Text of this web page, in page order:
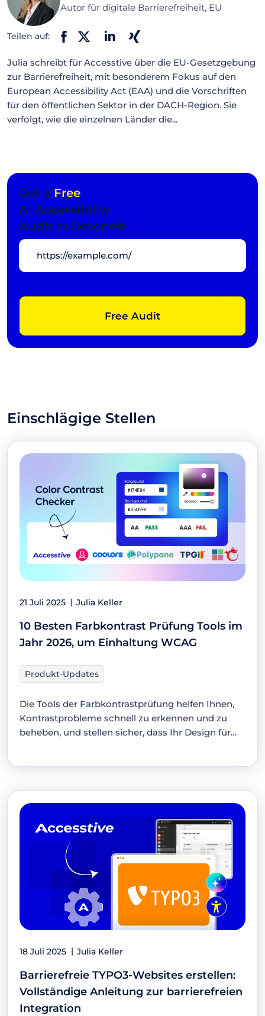
Autor für digitale Barrierefreiheit, EU
Teilen auf:
Julia schreibt für Accesstive über die EU-Gesetzgebung
zur Barrierefreiheit, mit besonderem Fokus auf den
European Accessibility Act (EAA) und die Vorschriften
für den öffentlichen Sektor in der DACH-Region. Sie
verfolgt, wie die einzelnen Länder die...
Get a Free
AI Accessibility
Audit in Seconds!
Free Audit
Einschlägige Stellen
21 Juli 2025 Julia Keller
10 Besten Farbkontrast Prüfung Tools im
Jahr 2026, um Einhaltung WCAG
Produkt-Updates
Die Tools der Farbkontrastprüfung helfen Ihnen,
Kontrastprobleme schnell zu erkennen und zu
beheben, und stellen sicher, dass Ihr Design für
18 Juli 2025 Julia Keller
Barrierefreie TYPO3-Websites erstellen:
Vollständige Anleitung zur barrierefreien
Integration